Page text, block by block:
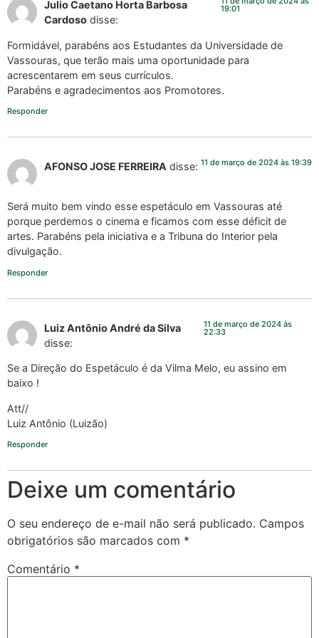
Julio Caetano Horta Barbosa
Cardoso disse:
19:01
Formidável, parabéns aos Estudantes da Universidade de
Vassouras, que terão mais uma oportunidade para
acrescentarem em seus currículos.
Parabéns e agradecimentos aos Promotores.
Responder
AFONSO JOSE FERREIRA disse: 11 de março de 2024 às 19:39
Será muito bem vindo esse espetáculo em Vassouras até
porque perdemos o cinema e ficamos com esse déficit de
artes. Parabéns pela iniciativa e a Tribuna do Interior pela
divulgação.
Responder
Luiz Antônio André da Silva
disse:
11 de março de 2024 às
22:33
Se a Direção do Espetáculo é da Vilma Melo, eu assino em
baixo !
Att//
Luiz Antônio (Luizão)
Responder
Deixe um comentário
O seu endereço de e-mail não será publicado. Campos
obrigatórios são marcados com *
Comentário *